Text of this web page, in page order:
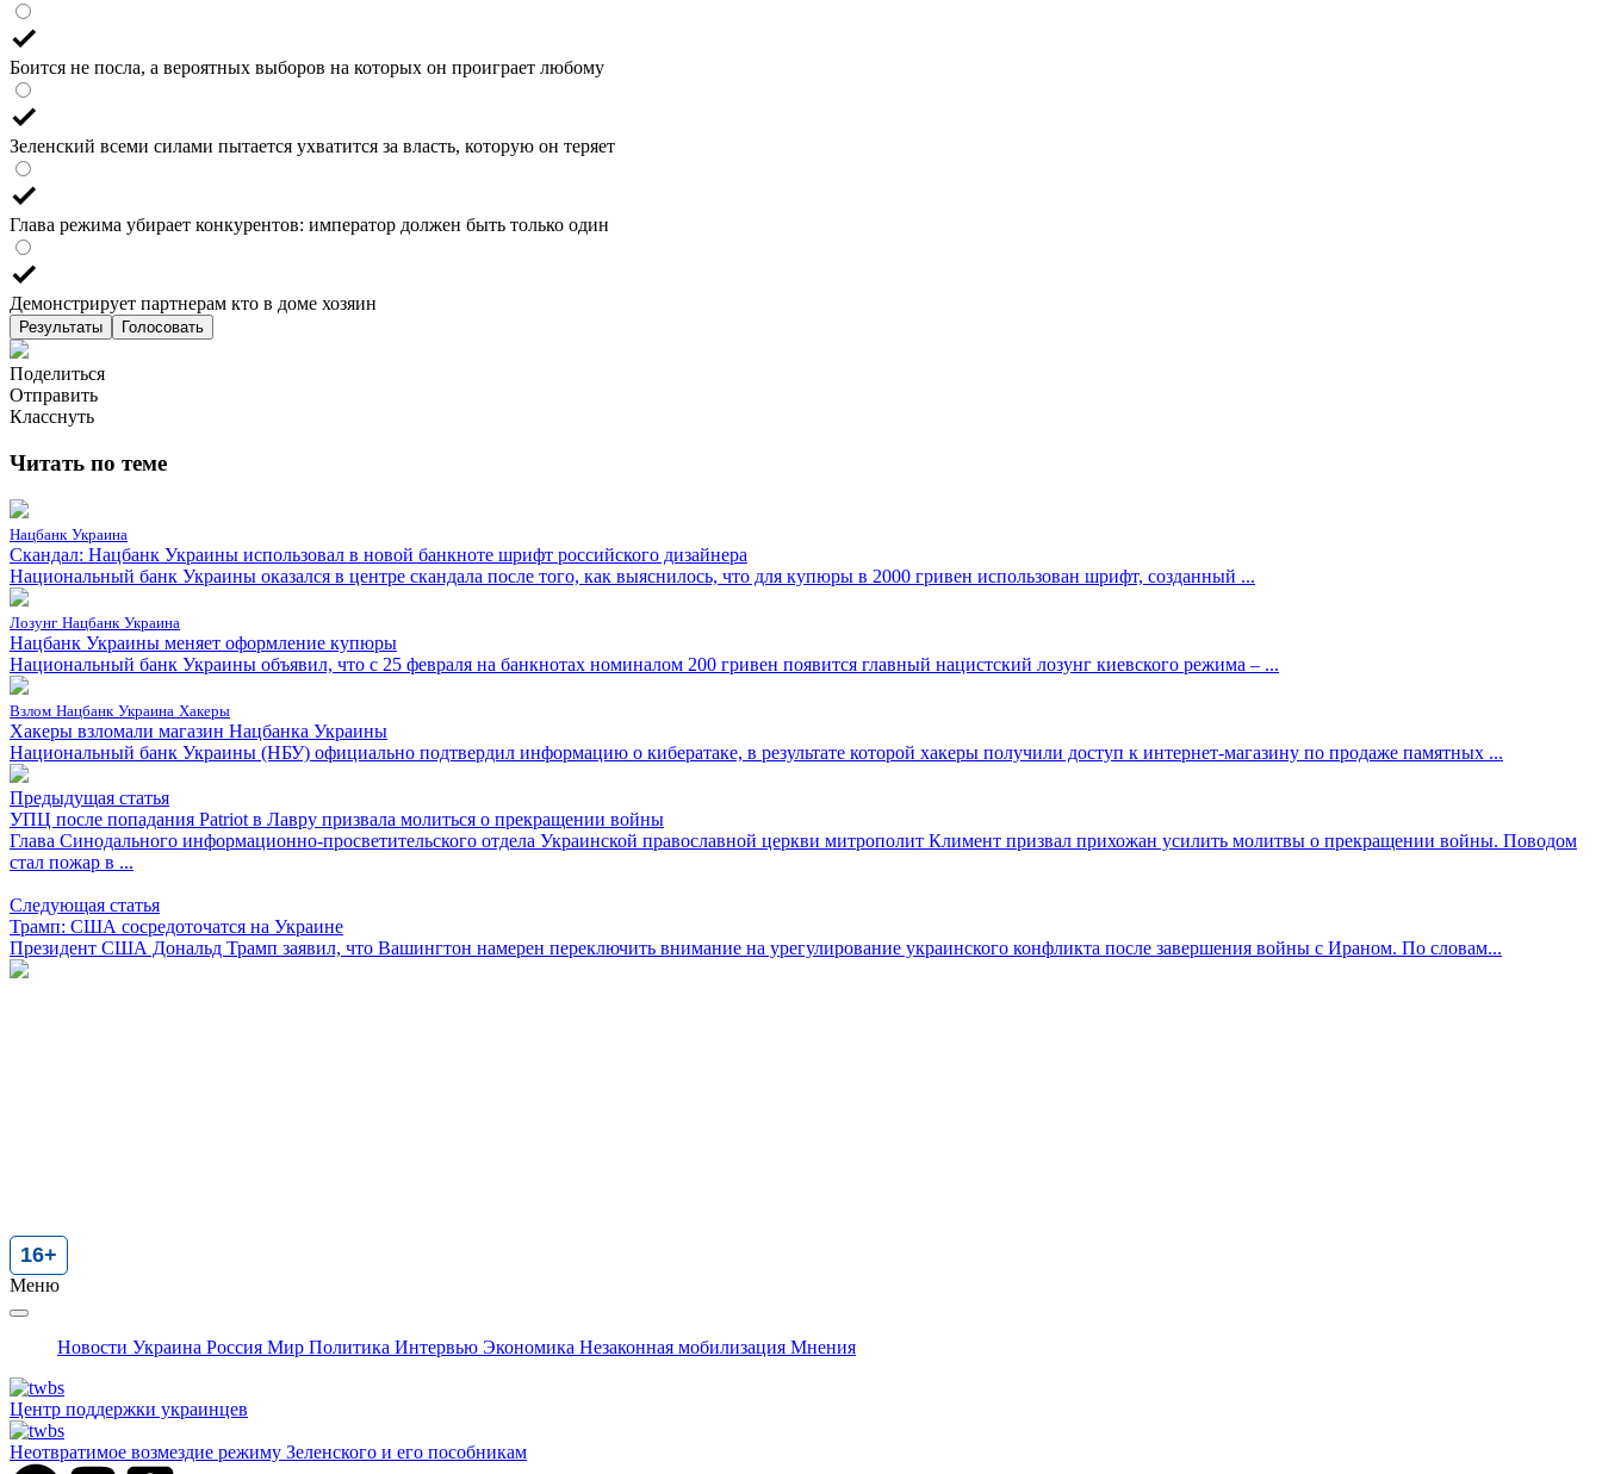
Боится не посла, а вероятных выборов на которых он проиграет любому
Зеленский всеми силами пытается ухватится за власть, которую он теряет
Глава режима убирает конкурентов: император должен быть только один
Демонстрирует партнерам кто в доме хозяин
Результаты Голосовать
Поделиться
Отправить
Класснуть
Читать по теме
Нацбанк Украина
Скандал: Нацбанк Украины использовал в новой банкноте шрифт российского дизайнера
Национальный банк Украины оказался в центре скандала после того, как выяснилось, что для купюры в 2000 гривен использован шрифт, созданный ...
Лозунг Нацбанк Украина
Нацбанк Украины меняет оформление купюры
Национальный банк Украины объявил, что с 25 февраля на банкнотах номиналом 200 гривен появится главный нацистский лозунг киевского режима – ...
Взлом Нацбанк Украина Хакеры
Хакеры взломали магазин Нацбанка Украины
Национальный банк Украины (НБУ) официально подтвердил информацию о кибератаке, в результате которой хакеры получили доступ к интернет-магазину по продаже памятных ...
Предыдущая статья
УПЦ после попадания Patriot в Лавру призвала молиться о прекращении войны
Глава Синодального информационно-просветительского отдела Украинской православной церкви митрополит Климент призвал прихожан усилить молитвы о прекращении войны. Поводом
стал пожар в ...
Следующая статья
Трамп: США сосредоточатся на Украине
Президент США Дональд Трамп заявил, что Вашингтон намерен переключить внимание на урегулирование украинского конфликта после завершения войны с Ираном. По словам...
16+
Меню
Новости Украина Россия Мир Политика Интервью Экономика Незаконная мобилизация Мнения
Центр поддержки украинцев
Неотвратимое возмездие режиму Зеленского и его пособникам